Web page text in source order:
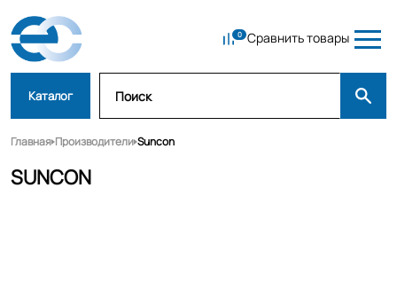
Сравнить товары
Каталог
Главная Производители Suncon
SUNCON